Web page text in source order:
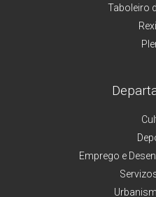
Taboleiro
Emprego e